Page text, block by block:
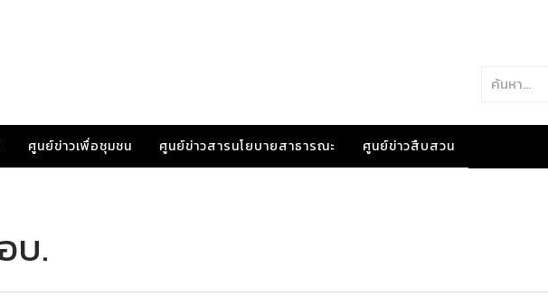
ศูนย์ข่าวเพื่อชุมชน ศูนย์ข่าวสารนโยบายสาธารณะ ศูนย์ข่าวสืบสวน
บ.